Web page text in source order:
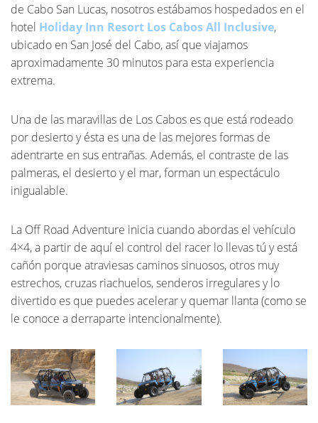
de Cabo San Lucas, nosotros estábamos hospedados en el
hotel Holiday Inn Resort Los Cabos All Inclusive,
ubicado en San José del Cabo, así que viajamos
aproximadamente 30 minutos para esta experiencia
extrema.
Una de las maravillas de Los Cabos es que está rodeado
por desierto y ésta es una de las mejores formas de
adentrarte en sus entrañas. Además, el contraste de las
palmeras, el desierto y el mar, forman un espectáculo
inigualable.
La Off Road Adventure inicia cuando abordas el vehículo
4×4, a partir de aquí el control del racer lo llevas tú y está
cañón porque atraviesas caminos sinuosos, otros muy
estrechos, cruzas riachuelos, senderos irregulares y lo
divertido es que puedes acelerar y quemar llanta (como se
le conoce a derraparte intencionalmente).